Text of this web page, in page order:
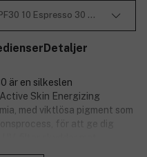
10 Espresso 30 ml
Detaljer
är en silkeslen
Skin Energizing
med viktlösa pigment som
för att ge dig